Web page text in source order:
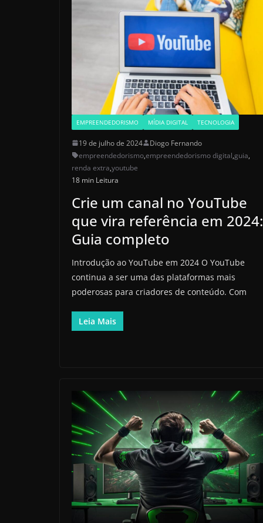
EMPREENDEDORISMO MÍDIA DIGITAL TECNOLOGIA
19 de julho de 2024
Diogo Fernando
empreendedorismo,empreendedorismo digital,guia,
renda extra,youtube
18 min Leitura
Crie um canal no YouTube
que vira referência em 2024:
Guia completo
Introdução ao YouTube em 2024 O YouTube
continua a ser uma das plataformas mais
poderosas para criadores de conteúdo. Com
Leia Mais